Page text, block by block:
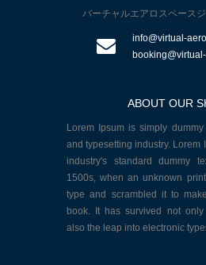
バーチャルエアロスペース
info@virtual-
ABOUT OUR
Lorem Ipsum is simply
and typesetting industry. Lorem
industry's standard dummy
1500s, when an unknown
type and scrambled it to
book. It has survived not
also the leap into electronic